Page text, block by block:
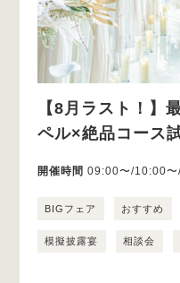
【8月ラスト！】
ペル×絶品コース
開催時間 09:00〜/10:00
BIGフェア おすすめ
模擬披露宴 相談会